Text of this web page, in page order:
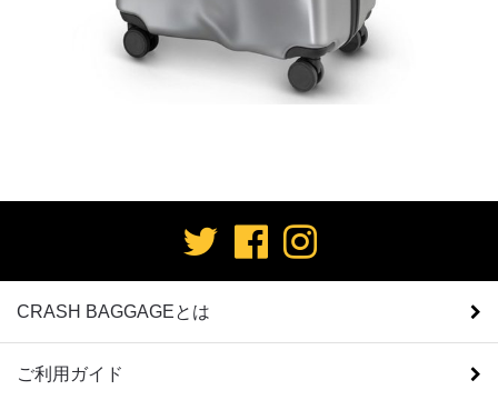
CRASH BAGGAGEとは
ご利用ガイド